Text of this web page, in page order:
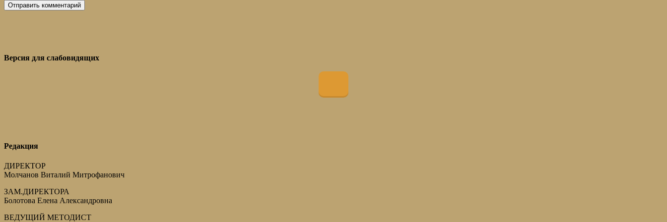
Версия для слабовидящих
Редакция
ДИРЕКТОР
Молчанов Виталий Митрофанович
ЗАМ.ДИРЕКТОРА
Болотова Елена Александровна
ВЕДУЩИЙ МЕТОДИСТ